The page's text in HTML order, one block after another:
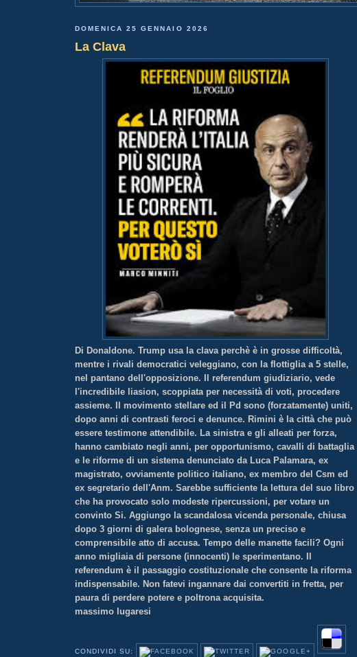
DOMENICA 25 GENNAIO 2026
La Clava
Di Donaldone. Trump usa la clava perchè è in grosse difficoltà,
mentre i rivali democratici veleggiano, con la flottiglia a 5 stelle,
nel pantano dell'opposizione. Il referendum giudiziario, vede
l'incredibile liasion, scoppiata per necessità di voti, procedere
assieme. Il movimento stellare ed il Pd sono (forzatamente) uniti,
dopo anni di contrasti feroci e denunce. Rimini è la città che può
essere testimone attendibile. La sinistra e gli alleati per forza,
hanno cambiato negli anni, per opportunismo, cavalli di battaglia
e le riforme di un sistema denunciato da Luca Palamara, ex
magistrato, ovviamente politico italiano, ex membro del Csm ed
ex segretario dell'Anm. Sarebbe sufficiente la lettura del suo libro
che ha provocato solo modeste ripercussioni, per votare un
convinto Si. Aggiungo la scandalosa vicenda personale, chiusa
dopo 3 giorni di galera bolognese, senza un preciso e
comprensibile atto di accusa. Tempo delle manette facili? Ogni
anno migliaia di persone (innocenti) le sperimentano. Il
referendum è il passaggio costituzionale che consente la riforma
indispensabile. Non fatevi ingannare dai convertiti in fretta, per
paura di perdere potere e poltrona acquisita.
massimo lugaresi
CONDIVIDI SU: